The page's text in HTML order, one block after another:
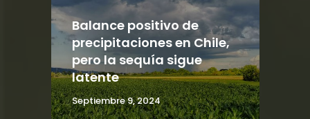
Balance positivo de
precipitaciones en Chile,
pero la sequía sigue
latente
Septiembre 9, 2024